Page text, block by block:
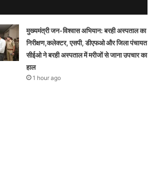
मुख्यमंत्री जन-विश्वास अभियान: बरही अस्पताल का
निरीक्षण,कलेक्टर, एसपी, डीएफओ और जिला पंचायत
सीईओ ने बरही अस्पताल में मरीजों से जाना उपचार का
हाल
1 hour ago